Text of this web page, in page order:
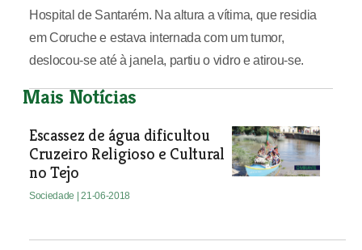
Hospital de Santarém. Na altura a vítima, que residia
em Coruche e estava internada com um tumor,
deslocou-se até à janela, partiu o vidro e atirou-se.
Mais Notícias
Escassez de água dificultou
Cruzeiro Religioso e Cultural
no Tejo
Sociedade | 21-06-2018